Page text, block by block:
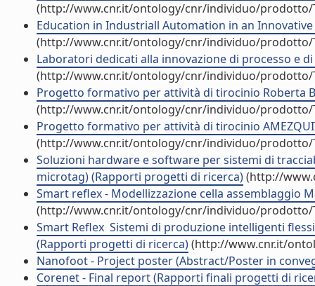
(http://www.cnr.it/ontology/cnr/individuo/prodotto/
Education in Industriall Automation in an
(http://www.cnr.it/ontology/cnr/individuo/prodotto/
Laboratori dedicati alla innovazione di processo e
(http://www.cnr.it/ontology/cnr/individuo/prodotto/
Progetto formativo per attività di tirocinio Roberta
(http://www.cnr.it/ontology/cnr/individuo/prodotto/
Progetto formativo per attività di tirocinio
(http://www.cnr.it/ontology/cnr/individuo/prodotto/
Soluzioni hardware e software per sistemi di
microtag) (Rapporti progetti di ricerca)(http://
Smart reflex - Modellizzazione cella assemblaggio
(http://www.cnr.it/ontology/cnr/individuo/prodotto/
Smart Reflex  Sistemi di produzione intelligenti
(Rapporti progetti di ricerca)(http://www.cnr.it/
Nanofoot - Project poster (Abstract/Poster in
Corenet - Final report (Rapporti finali progetti di